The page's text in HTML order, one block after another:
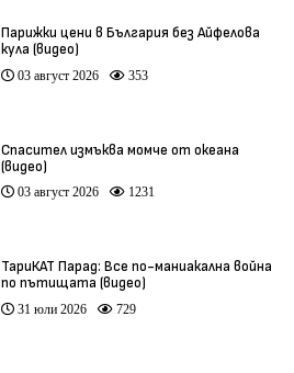
Парижки цени в България без Айфелова
кула (видео)
03 август 2026 353
Спасител измъква момче от океана
(видео)
03 август 2026 1231
ТариКАТ Парад: Все по-маниакална война
по пътищата (видео)
31 юли 2026 729